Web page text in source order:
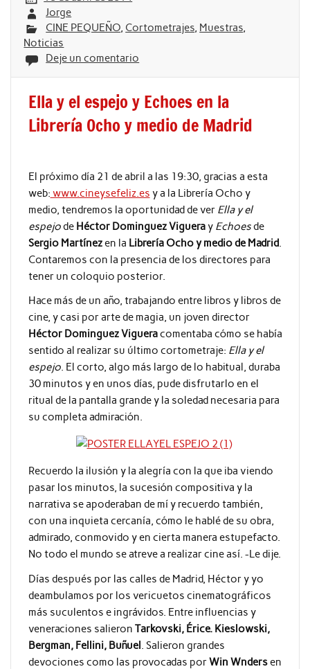
Jorge
CINE PEQUEÑO, Cortometrajes, Muestras,
Noticias
Deje un comentario
Ella y el espejo y Echoes en la
Librería Ocho y medio de Madrid
El próximo día 21 de abril a las 19:30, gracias a esta
web: www.cineysefeliz.es y a la Librería Ocho y
medio, tendremos la oportunidad de ver Ella y el
espejode Héctor Dominguez Vigueray Echoesde
Sergio Martínezen la Librería Ocho y medio de Madrid.
Contaremos con la presencia de los directores para
tener un coloquio posterior.
Hace más de un año, trabajando entre libros y libros de
cine, y casi por arte de magia, un joven director
Héctor Dominguez Vigueracomentaba cómo se había
sentido al realizar su último cortometraje: Ella y el
espejo. El corto, algo más largo de lo habitual, duraba
30 minutos y en unos días, pude disfrutarlo en el
ritual de la pantalla grande y la soledad necesaria para
su completa admiración.
Recuerdo la ilusión y la alegría con la que iba viendo
pasar los minutos, la sucesión compositiva y la
narrativa se apoderaban de mí y recuerdo también,
con una inquieta cercanía, cómo le hablé de su obra,
admirado, conmovido y en cierta manera estupefacto.
No todo el mundo se atreve a realizar cine así. -Le dije.
Días después por las calles de Madrid, Héctor y yo
deambulamos por los vericuetos cinematográficos
más suculentos e ingrávidos. Entre influencias y
veneraciones salieron Tarkovski, Érice. Kieslowski,
Bergman, Fellini, Buñuel. Salieron grandes
devociones como las provocadas porWin Wndersen